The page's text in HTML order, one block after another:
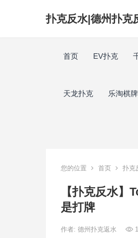
扑克反水|德州扑克
首页 EV扑克
天龙扑克 乐淘棋牌
您的位置 首页 扑克
【扑克反水
是打牌
作者: 德州扑克返水